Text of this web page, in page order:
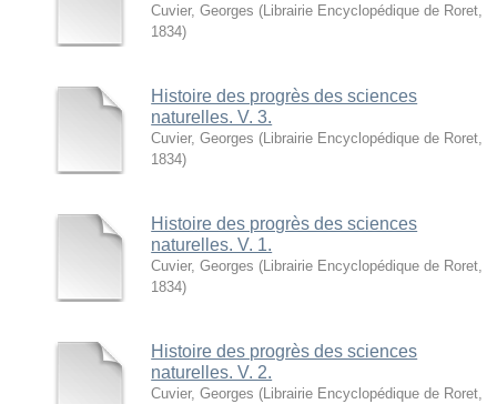
Cuvier, Georges ( Librairie Encyclopédique de Roret
1834)
Histoire des progrès des sciences
naturelles. V. 3.
Cuvier, Georges ( Librairie Encyclopédique de Roret
1834)
Histoire des progrès des sciences
naturelles. V. 1.
Cuvier, Georges ( Librairie Encyclopédique de Roret
1834)
Histoire des progrès des sciences
naturelles. V. 2.
Cuvier, Georges ( Librairie Encyclopédique de Roret